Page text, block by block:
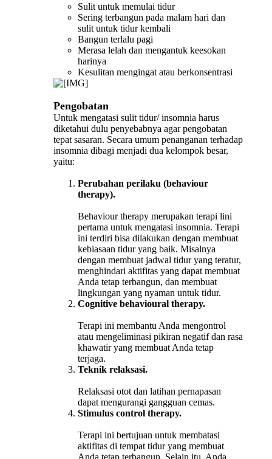
Sulit untuk memulai tidur
Sering terbangun pada malam hari dan
sulit untuk tidur kembali
Bangun terlalu pagi
Merasa lelah dan mengantuk keesokan
harinya
Kesulitan mengingat atau berkonsentrasi
Pengobatan
Untuk mengatasi sulit tidur/ insomnia harus
diketahui dulu penyebabnya agar pengobatan
tepat sasaran. Secara umum penanganan terhadap
insomnia dibagi menjadi dua kelompok besar,
yaitu:
Perubahan perilaku (behaviour
therapy).
Behaviour therapy merupakan terapi lini
pertama untuk mengatasi insomnia. Terapi
ini terdiri bisa dilakukan dengan membuat
kebiasaan tidur yang baik. Misalnya
dengan membuat jadwal tidur yang teratur,
menghindari aktifitas yang dapat membuat
Anda tetap terbangun, dan membuat
lingkungan yang nyaman untuk tidur.
Cognitive behavioural therapy.
Terapi ini membantu Anda mengontrol
atau mengeliminasi pikiran negatif dan rasa
khawatir yang membuat Anda tetap
terjaga.
Teknik relaksasi.
Relaksasi otot dan latihan pernapasan
dapat mengurangi gangguan cemas.
Stimulus control therapy.
Terapi ini bertujuan untuk membatasi
aktifitas di tempat tidur yang membuat
Anda tetap terbangun. Selain itu, Anda